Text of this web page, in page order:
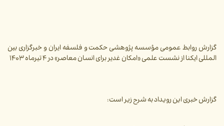
گزارش روابط عمومی مؤسسه پژوهشی حکمت و فلسفه ایران و خبرگزاری بین
المللی ایکنا از نشست علمی «امکان غدیر برای انسان معاصر» در ۴ تیرماه ۱۴۰۳
گزارش خبری این رویداد به شرح زیر است: